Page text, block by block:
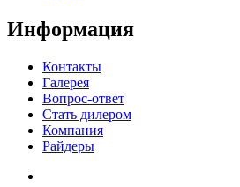
Информация
Контакты
Галерея
Вопрос-ответ
Стать дилером
Компания
Райдеры